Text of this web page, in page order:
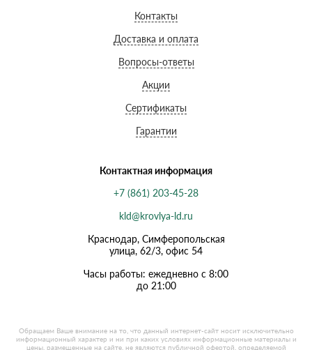
Контакты
Доставка и оплата
Вопросы-ответы
Акции
Сертификаты
Гарантии
Контактная информация
+7 (861) 203-45-28
kld@krovlya-ld.ru
Краснодар, Симферопольская
улица, 62/3, офис 54
Часы работы: ежедневно с 8:00
до 21:00